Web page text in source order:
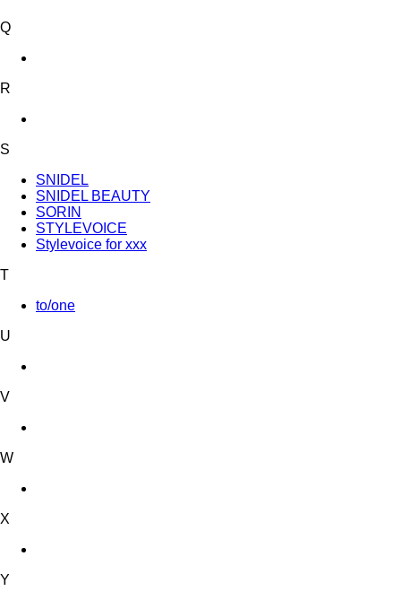
Q
R
S
SNIDEL
SNIDEL BEAUTY
SORIN
STYLEVOICE
Stylevoice for xxx
T
to/one
U
V
W
X
Y